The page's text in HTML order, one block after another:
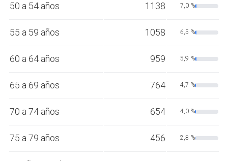
50 a 54 años 1138 7,0 %
55 a 59 años 1058 6,5 %
60 a 64 años 959 5,9 %
65 a 69 años 764 4,7 %
70 a 74 años 654 4,0 %
75 a 79 años 456 2,8 %